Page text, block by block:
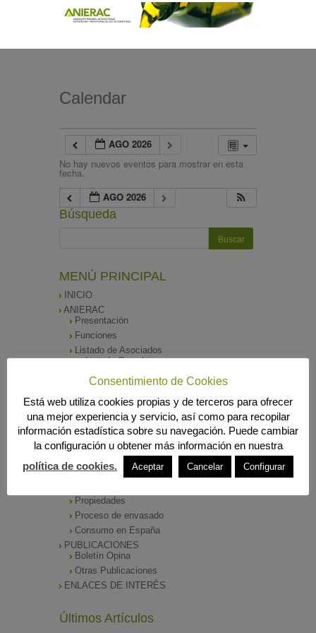
Calendar
AGO 2026
No hay nuevos eventos para mostrar en esta
fecha.
AGO 2026
Búsqueda
MENÚ PRINCIPAL
INICIO
ANIERAC
Presentación
Funciones
Listado de Asociados
Listado Completo
Como asociarse
SALA DE PRENSA
Notas de Prensa
Archivos Corporativos
GALERÍA DE IMÁGENES
CONTACTO
ENVASADO DE ACEITE
Propiedades
Proceso de envasado
Consumo en España
PUBLICACIONES
Boletín Opina
Otras Publicaciones
ENLACES DE INTERÉS
Últimos Artículos
Consentimiento de Cookies
Está web utiliza cookies propias y de terceros para ofrecer
una mejor experiencia y servicio, así como para recopilar
información estadística sobre su navegación. Puede cambiar
la configuración u obtener más información en nuestra
política de cookies.
Aceptar Cancelar Configurar